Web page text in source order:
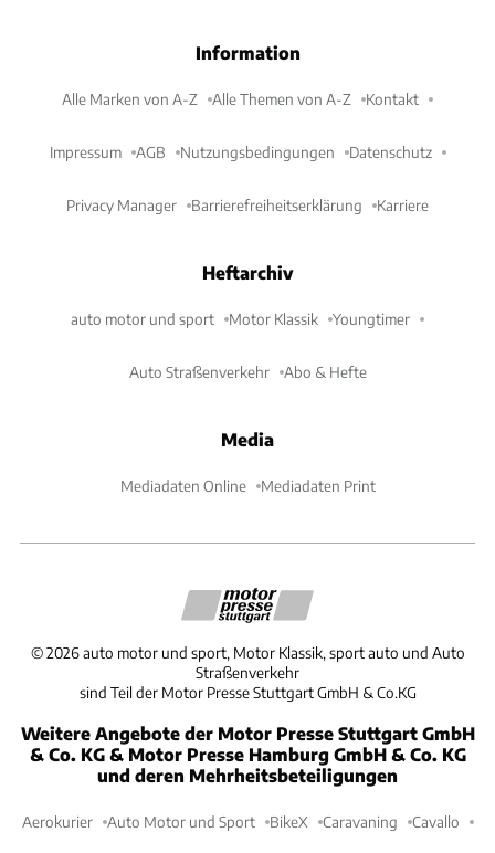
Information
Alle Marken von A-Z Alle Themen von A-Z Kontakt
Impressum AGB Nutzungsbedingungen Datenschutz
Privacy Manager Barrierefreiheitserklärung Karriere
Heftarchiv
auto motor und sport Motor Klassik Youngtimer
Auto Straßenverkehr Abo & Hefte
Media
Mediadaten Online Mediadaten Print
©2026 auto motor und sport, Motor Klassik, sport auto und Auto
Straßenverkehr
sind Teil der Motor Presse Stuttgart GmbH & Co.KG
Weitere Angebote der Motor Presse Stuttgart GmbH
& Co. KG & Motor Presse Hamburg GmbH & Co. KG
und deren Mehrheitsbeteiligungen
Aerokurier Auto Motor und Sport BikeX Caravaning Cavallo